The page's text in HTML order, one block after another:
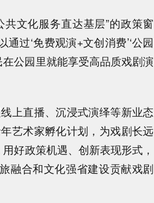
文化服务直达基层”的政策窗
过‘免费观演+文创消费’‘公园
公园里就能享受高品质戏剧演
上直播、沉浸式演绎等新业态
艺术家孵化计划，为戏剧长远
好政策机遇、创新表现形式，
融合和文化强省建设贡献戏剧